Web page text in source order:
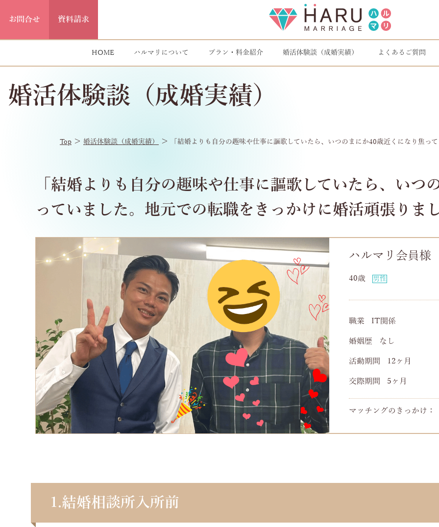
お問合せ 資料請求
HOME ハルマリについて プラン・料金紹介 婚活体験談（成婚実績） よくあるご質問
婚活体験談（成婚実績）
Top ＞ 婚活体験談（成婚実績） ＞ 「結婚よりも自分の趣味や仕事に謳歌していたら、いつのまにか40歳近くになり焦っ
「結婚よりも自分の趣味や仕事に謳歌していたら、いつ
っていました。地元での転職をきっかけに婚活頑張りま
ハルマリ会員様
40歳 男性
職業 IT関係
婚姻歴 なし
活動期間 12ヶ月
交際期間 5ヶ月
マッチングのきっかけ
1.結婚相談所入所前